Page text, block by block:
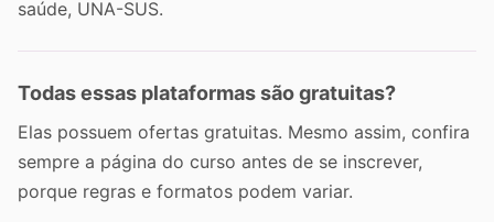
saúde, UNA-SUS.
Todas essas plataformas são gratuitas?
Elas possuem ofertas gratuitas. Mesmo assim, confira
sempre a página do curso antes de se inscrever,
porque regras e formatos podem variar.